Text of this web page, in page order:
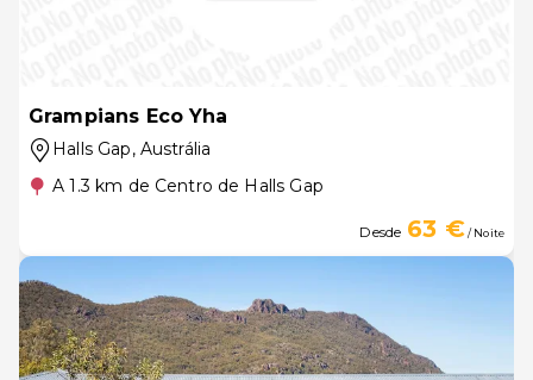
Grampians Eco Yha
Halls Gap, Austrália
A 1.3 km de Centro de Halls Gap
Desde 63 €/ Noite